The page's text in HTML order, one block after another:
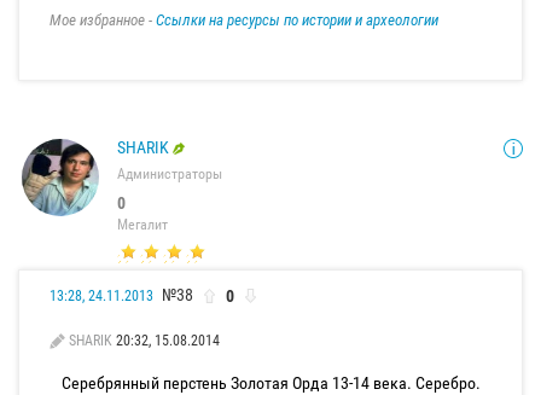
Мое избранное - Ссылки на ресурсы по истории и археологии
SHARIK
Администраторы
0
Мегалит
13:28, 24.11.2013 №38 0
SHARIK 20:32, 15.08.2014
Серебрянный перстень Золотая Орда 13-14 века. Серебро.